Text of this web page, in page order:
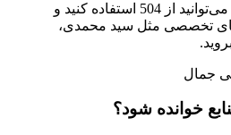
زبان:اگر سطح ضعیفی دارید می‌توانید از 504 استفاده کنید و
تخصصی مثل سید محمدی،
جمال
خوانده شود؟